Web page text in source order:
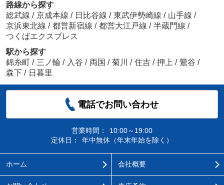
路線から探す
総武線 / 京成本線 / 日比谷線 / 東武伊勢崎線 / 山手線 /
京浜東北線 / 都営新宿線 / 都営大江戸線 / 半蔵門線 /
つくばエクスプレス
駅から探す
錦糸町 / 三ノ輪 / 入谷 / 両国 / 菊川 / 住吉 / 押上 / 鶯谷 /
森下 / 日暮里
電話でお問い合わせ
営業時間：
10:00～19:00
定休日：
年中無休（年末年始を除く）
ホーム 会社概要